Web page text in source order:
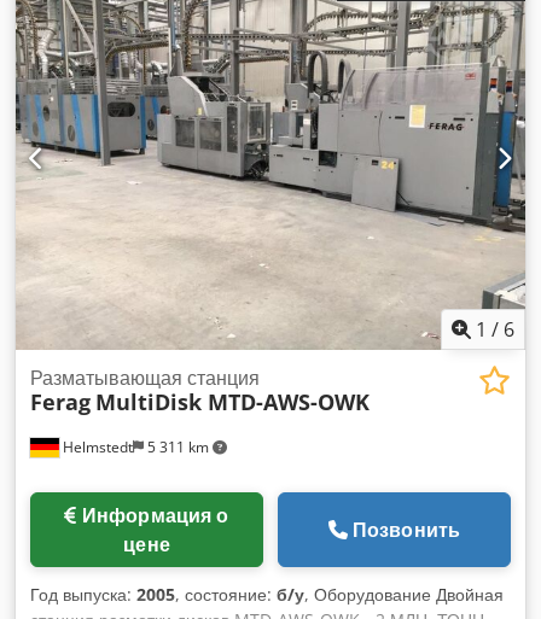
1 / 6
Helmstedt 5 311 km
Разматывающая станция
Ferag MultiDisk MTD-AWS-OWK
цене
Позвонить
Год выпуска: 2005, состояние: б/у, Оборудование Двойная